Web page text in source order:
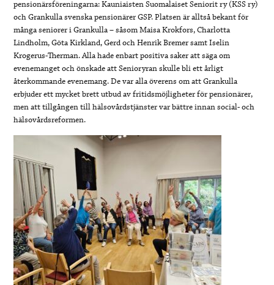
pensionärsföreningarna: Kauniaisten Suomalaiset Seniorit ry (KSS ry)
och Grankulla svenska pensionärer GSP. Platsen är alltså bekant för
många seniorer i Grankulla – såsom Maisa Krokfors, Charlotta
Lindholm, Göta Kirkland, Gerd och Henrik Bremer samt Iselin
Krogerus-Therman. Alla hade enbart positiva saker att säga om
evenemanget och önskade att Senioryran skulle bli ett årligt
återkommande evenemang. De var alla överens om att Grankulla
erbjuder ett mycket brett utbud av fritidsmöjligheter för pensionärer,
men att tillgången till hälsovårdstjänster var bättre innan social- och
hälsovårdsreformen.